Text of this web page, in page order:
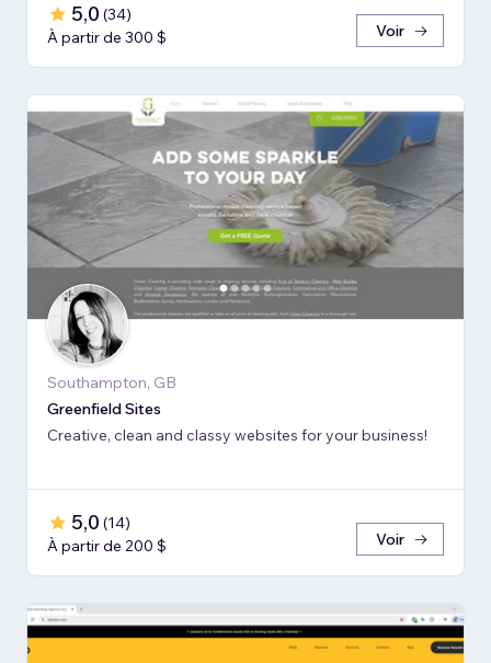
5,0 (34)
À partir de 300 $
Voir
Southampton, GB
Greenfield Sites
Creative, clean and classy websites for your business!
5,0 (14)
À partir de 200 $
Voir